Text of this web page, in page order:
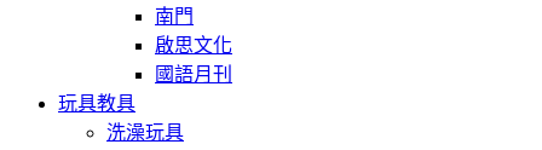
南門
啟思文化
國語月刊
玩具教具
洗澡玩具